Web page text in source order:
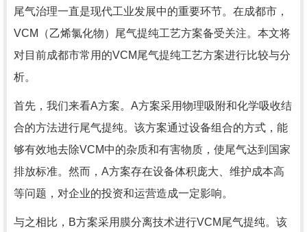
尾气治理一直是现代工业发展中的重要环节。在成都市，
VCM（乙烯氯化物）尾气提纯工艺方案备受关注。本文将
对目前成都市常用的VCM尾气提纯工艺方案进行比较与分
析。
首先，我们来看A方案。A方案采用物理吸附和化学吸收结
合的方法进行尾气提纯。该方案通过设备组合的方式，能
够有效地去除VCM中的杂质和有害物质，使尾气达到国家
排放标准。然而，A方案存在设备体积庞大、维护成本高
等问题，对企业的投资和运营造成一定影响。
与之相比，B方案采用膜分离技术进行VCM尾气提纯。该